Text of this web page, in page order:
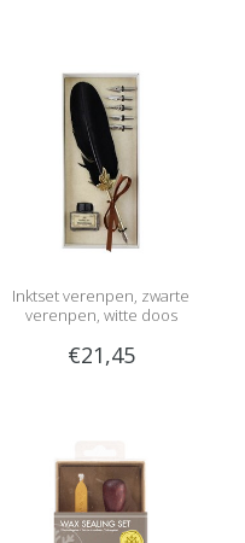
Inktset verenpen, zwarte
verenpen, witte doos
€21,45